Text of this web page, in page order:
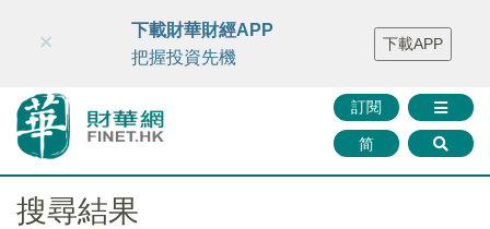
財華智庫網 FINTV FINMETA 財華證券 媒體矩陣
智庫沙龍
聯絡我們
訂閱
简
×
下載財華財經APP
把握投資先機
下載APP
搜尋結果